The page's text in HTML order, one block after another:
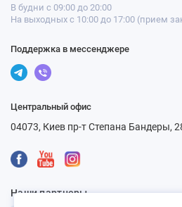
В будни с 09:00 до 20:00
На выходных с 10:00 до 17:00 (прием
Поддержка в мессенджере
Центральный офис
04073, Киев пр-т Степана Бандеры,
Наши партнеры